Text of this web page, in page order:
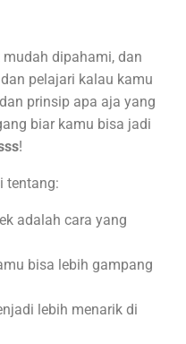
dipahami, dan
pelajari kalau kamu
prinsip apa aja yang
biar kamu bisa jadi
!
tentang:
adalah cara yang
bisa lebih gampang
lebih menarik di